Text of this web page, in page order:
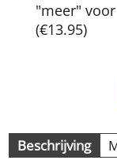
"meer"
(€13.95)
Beschrijving